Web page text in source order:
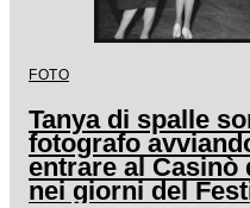
FOTO
Tanya di spalle
fotografo
entrare al Casinò
nei giorni del